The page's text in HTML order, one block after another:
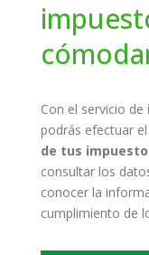
Con el servicio de
podrás efectuar el
de tus
consultar los
conocer la
cumplimiento de